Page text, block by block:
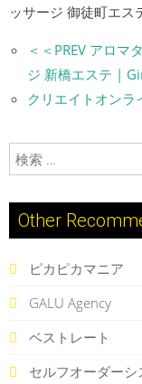
ッサージ 御徒町エ
＜＜PREV アロ
ジ 新橋エステ |
クリエイトオンラ
検索:
Other
ピカピカマニア
GALU Agency
ベストレート
セルフオーダー